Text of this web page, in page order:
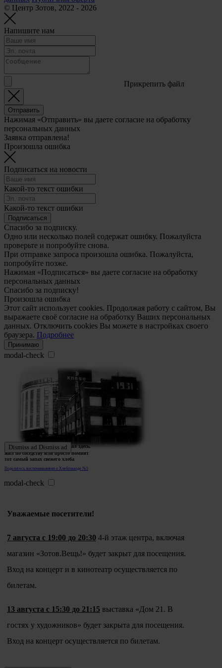
© Центр Зотов, 2022 - 2026
Напишите нам
Прикрепить файл
Отправить
Нажимая «Отправить» вы даете согласие на обработку
персональных данных
Заявка отправлена!
Произошла ошибка
Подписаться на новости
Какой-то текст ошибки
Какой-то текст ошибки
Подписаться
Спасибо за подписку.
Одно или несколько полей содержат ошибку. Пожалуйста
проверьте и попробуйте снова.
При отправке запроса произошла ошибка. Пожалуйста,
попробуйте позже.
Нажимая «Подписаться» вы даете согласие на обработку
персональных данных
Спасибо за подписку!
Произошла ошибка
Этот сайт использует cookies. Продолжая работу с сайтом, Вы
выражаете своё согласие на обработку Ваших персональных
данных. Отключить cookies Вы можете в настройках своего
браузера. Подробнее
Принимаю
modal-check
Поделитесь воспоминаниями о Хлебозаводе №5
Ждем истории тех, кто работал здесь,
жил по соседству или просто помнит
тот самый запах свежего хлеба
Dismiss ad Dismiss ad
modal-check
Уважаемые посетители!
7 августа с 19:00 до 20:30 4-й этаж центра, включая
магазин «Зотов.Вещь!» будет закрыт для посещения.
Вход на концерт и в кинотеатр осуществляется по
билетам.
13 августа с 15:30 до 21:15 выставка «Дом 21. В
гостях у художников» будет закрыта для посещения.
Вход на концерт осуществляется по билетам.